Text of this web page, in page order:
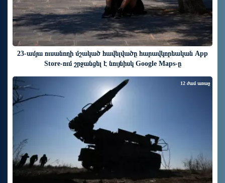
23-ամյա ուսանողի մշակած հավելվածը հարավկորեական App
Store-ում շրջանցել է նույնիսկ Google Maps-ը
12 ժամ առաջ